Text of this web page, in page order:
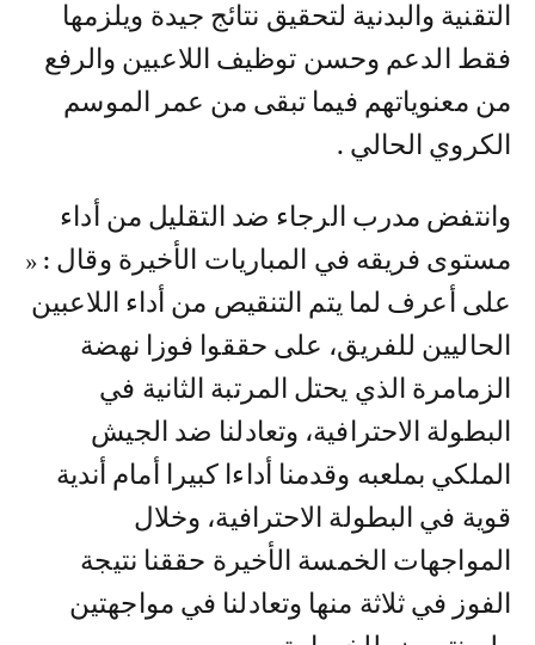
التقنية والبدنية لتحقيق نتائج جيدة ويلزمها
فقط الدعم وحسن توظيف اللاعبين والرفع
من معنوياتهم فيما تبقى من عمر الموسم
الكروي الحالي .
وانتفض مدرب الرجاء ضد التقليل من أداء
مستوى فريقه في المباريات الأخيرة وقال : «
على أعرف لما يتم التنقيص من أداء اللاعبين
الحاليين للفريق، على حققوا فوزا نهضة
الزمامرة الذي يحتل المرتبة الثانية في
البطولة الاحترافية، وتعادلنا ضد الجيش
الملكي بملعبه وقدمنا أداءا كبيرا أمام أندية
قوية في البطولة الاحترافية، وخلال
المواجهات الخمسة الأخيرة حققنا نتيجة
الفوز في ثلاثة منها وتعادلنا في مواجهتين